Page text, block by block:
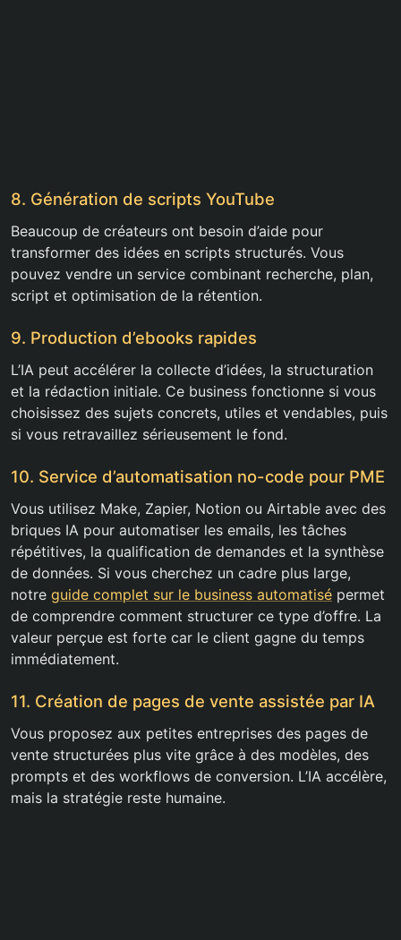
8. Génération de scripts YouTube
Beaucoup de créateurs ont besoin d’aide pour
transformer des idées en scripts structurés. Vous
pouvez vendre un service combinant recherche, plan,
script et optimisation de la rétention.
9. Production d’ebooks rapides
L’IA peut accélérer la collecte d’idées, la structuration
et la rédaction initiale. Ce business fonctionne si vous
choisissez des sujets concrets, utiles et vendables, puis
si vous retravaillez sérieusement le fond.
10. Service d’automatisation no-code pour PME
Vous utilisez Make, Zapier, Notion ou Airtable avec des
briques IA pour automatiser les emails, les tâches
répétitives, la qualification de demandes et la synthèse
de données. Si vous cherchez un cadre plus large,
notre guide complet sur le business automatisé permet
de comprendre comment structurer ce type d’offre. La
valeur perçue est forte car le client gagne du temps
immédiatement.
11. Création de pages de vente assistée par IA
Vous proposez aux petites entreprises des pages de
vente structurées plus vite grâce à des modèles, des
prompts et des workflows de conversion. L’IA accélère,
mais la stratégie reste humaine.